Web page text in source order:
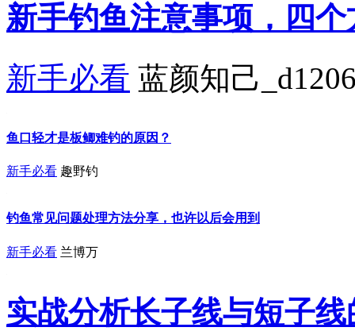
新手钓鱼注意事项，四
新手必看 蓝颜知己
鱼口轻才是板鲫难钓的原因？
新手必看 趣野钓
钓鱼常见问题处理方法分享，也许以后会用到
新手必看 兰博万
实战分析长子线与短子